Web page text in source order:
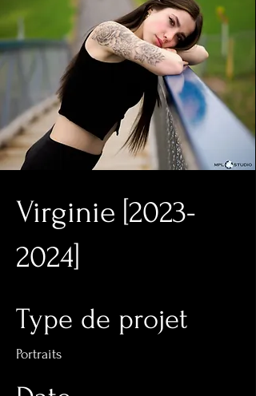
Virginie [2023-
2024]
Type de projet
Portraits